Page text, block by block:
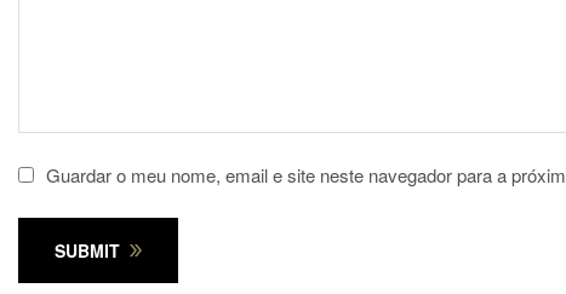
Guardar o meu nome, email e site neste navegador para a
SUBMIT